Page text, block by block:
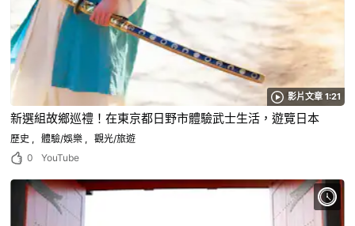
影片文章 1:21
新選組故鄉巡禮！在東京都日野市體驗武士生活，遊覽日本
歷史 體驗/娛樂
觀光/旅遊
0
YouTube